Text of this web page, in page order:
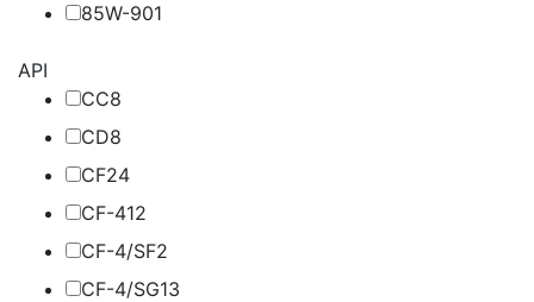
85W-901
API
CC8
CD8
CF24
CF-412
CF-4/SF2
CF-4/SG13